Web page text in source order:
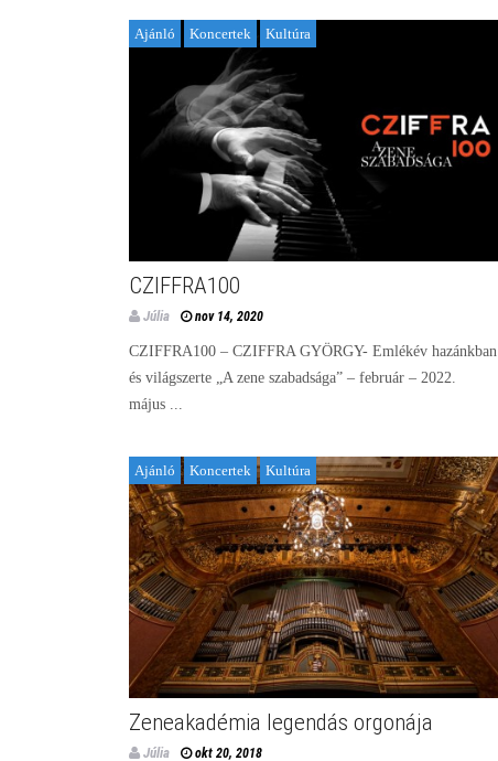
Ajánló Koncertek Kultúra
CZIFFRA100
Júlia nov 14, 2020
CZIFFRA100 – CZIFFRA GYÖRGY- Emlékév hazánkban
és világszerte „A zene szabadsága” – február – 2022.
május ...
Ajánló Koncertek Kultúra
Zeneakadémia legendás orgonája
Júlia okt 20, 2018